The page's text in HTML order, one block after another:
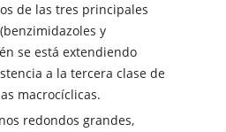
de las tres principales
y
se está extendiendo
a la tercera clase de
macrocíclicas.
redondos grandes,